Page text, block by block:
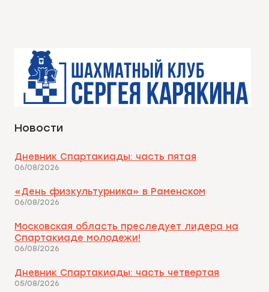
Новости
Дневник Спартакиады: часть пятая
06/08/2026
«День физкультурника» в Раменском
06/08/2026
Московская область преследует лидера на
Спартакиаде молодежи!
06/08/2026
Дневник Спартакиады: часть четвертая
05/08/2026